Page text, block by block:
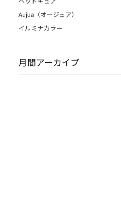
Aujua（オージュア）
イルミナカラー
月間アーカイブ